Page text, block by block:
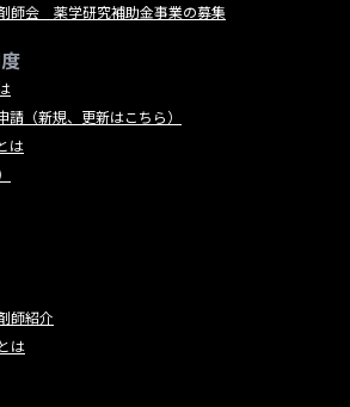
師会 薬学研究補助金事業の募集
請（新規、更新はこちら）
は
師紹介
は